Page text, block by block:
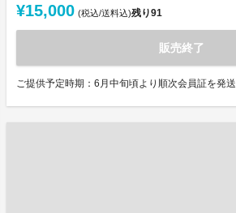
¥15,000 (税込/送料込)残り91
販売終了
ご提供予定時期：6月中旬頃より順次会員証を発送